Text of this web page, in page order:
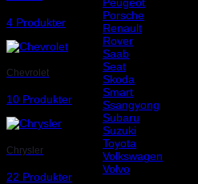
Porsche
Renault
Rover
Saab
Seat
Skoda
Smart
Ssangyong
Subaru
Suzuki
Toyota
Volkswagen
Volvo
Varumärke
4 Produkter
Chevrolet
10 Produkter
Chrysler
22 Produkter